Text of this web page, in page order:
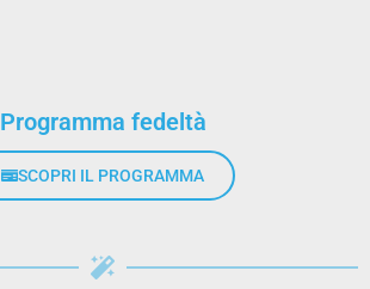
Programma fedeltà
SCOPRI IL PROGRAMMA